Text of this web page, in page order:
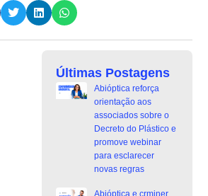
Últimas Postagens
Abióptica reforça
orientação aos
associados sobre o
Decreto do Plástico e
promove webinar
para esclarecer
novas regras
Abióptica e crminer